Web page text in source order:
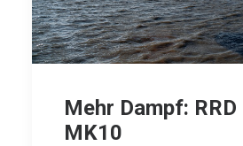
Mehr Dampf:
MK10